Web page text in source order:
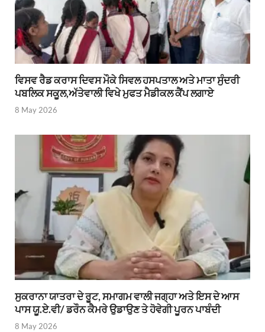
ਵਿਸਵ ਰੈਡ ਕਰਾਸ ਦਿਵਸ ਮੌਕੇ ਸਿਵਲ ਹਸਪਤਾਲ ਅਤੇ ਮਾਤਾ ਸੁੰਦਰੀ
ਪਬਲਿਕ ਸਕੂਲ,ਅੱਤੇਵਾਲੀ ਵਿਖੇ ਮੁਫਤ ਮੈਡੀਕਲ ਕੈਂਪ ਲਗਾਏ
8 May 2026
ਸੁਕਰਾਨਾ ਯਾਤਰਾ ਦੇ ਰੂਟ, ਸਮਾਗਮ ਵਾਲੀ ਜਗ੍ਹਾ ਅਤੇ ਇਸ ਦੇ ਆਸ
ਪਾਸ ਯੂ.ਏ.ਵੀ/ ਡਰੌਨ ਕੈਮਰੇ ਉਡਾਉਣ ਤੇ ਹੋਵੇਗੀ ਪੂਰਨ ਪਾਬੰਦੀ
8 May 2026